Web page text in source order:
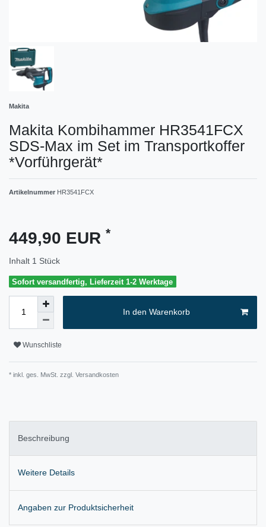
Makita
Makita Kombihammer HR3541FCX
SDS-Max im Set im Transportkoffer
*Vorführgerät*
Artikelnummer HR3541FCX
449,90 EUR *
Inhalt 1 Stück
Sofort versandfertig, Lieferzeit 1-2 Werktage
In den Warenkorb
Wunschliste
* inkl. ges. MwSt. zzgl. Versandkosten
Beschreibung
Weitere Details
Angaben zur Produktsicherheit